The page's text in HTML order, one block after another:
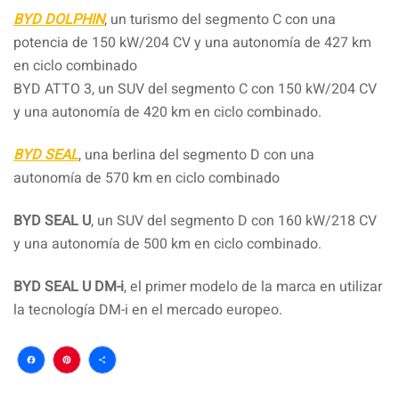
BYD DOLPHIN, un turismo del segmento C con una
potencia de 150 kW/204 CV y una autonomía de 427 km
en ciclo combinado
BYD ATTO 3, un SUV del segmento C con 150 kW/204 CV
y una autonomía de 420 km en ciclo combinado.
BYD SEAL, una berlina del segmento D con una
autonomía de 570 km en ciclo combinado
BYD SEAL U, un SUV del segmento D con 160 kW/218 CV
y una autonomía de 500 km en ciclo combinado.
BYD SEAL U DM-i, el primer modelo de la marca en utilizar
la tecnología DM-i en el mercado europeo.
Facebook
Pinterest
Compartir